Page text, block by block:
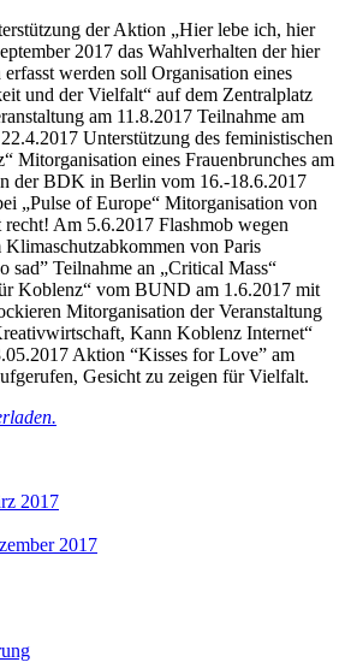
der Aktion „Hier lebe ich, hier
2017 das Wahlverhalten der hier
werden soll Organisation eines
und der Vielfalt“ auf dem Zentralplatz
am 11.8.2017 Teilnahme am
Unterstützung des feministischen
Mitorganisation eines Frauenbrunches am
der BDK in Berlin vom 16.-18.6.2017
„Pulse of Europe“ Mitorganisation von
Am 5.6.2017 Flashmob wegen
von Paris
sad” Teilnahme an „Critical Mass“
Koblenz“ vom BUND am 1.6.2017 mit
Mitorganisation der Veranstaltung
Kann Koblenz Internet“
Aktion “Kisses for Love” am
Gesicht zu zeigen für Vielfalt.
2017
2017